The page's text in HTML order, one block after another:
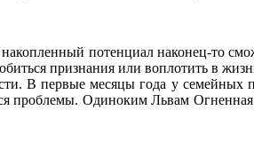
потенциал наконец-то
признания или воплотить в
В первые месяцы года у семейных
проблемы. Одиноким Львам